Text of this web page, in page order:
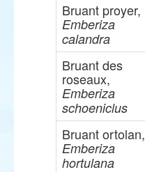
Bruant proyer,
Emberiza
calandra
Bruant des
roseaux,
Emberiza
schoeniclus
Bruant ortolan,
Emberiza
hortulana